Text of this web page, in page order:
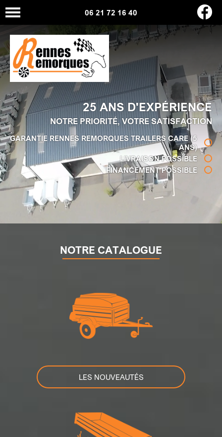
06 21 72 16 40
25 ANS D'EXPÉRIENCE
NOTRE PRIORITÉ, VOTRE SATISFACTION
GARANTIE RENNES REMORQUES TRAILERS CARE (5
ANS)
LIVRAISON POSSIBLE
FINANCEMENT POSSIBLE
NOTRE CATALOGUE
LES NOUVEAUTÉS